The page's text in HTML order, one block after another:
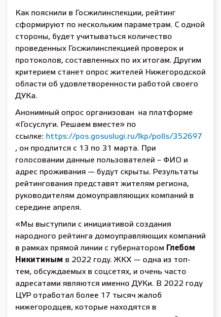
Как пояснили в Госжилинспекции, рейтинг
сформируют по нескольким параметрам. С одной
стороны, будет учитываться количество
проведенных Госжилинспекцией проверок и
протоколов, составленных по их итогам. Другим
критерием станет опрос жителей Нижегородской
области об удовлетворенности работой своего
ДУКа.
Анонимный опрос организован на платформе
«Госуслуги. Решаем вместе» по
ссылке: https://pos.gosuslugi.ru/lkp/polls/352697
, он продлится с 13 по 31 марта. При
голосовании данные пользователей – ФИО и
адрес проживания — будут скрыты. Результаты
рейтингования представят жителям региона,
руководителям домоуправляющих компаний в
середине апреля.
«Мы выступили с инициативой создания
народного рейтинга домоуправляющих компаний
в рамках прямой линии с губернатором
Глебом
Никитиным в 2022 году. ЖКХ — одна из топ-
тем, обсуждаемых в соцсетях, и очень часто
адресатами являются именно ДУКи. В 2022 году
ЦУР отработал более 17 тысяч жалоб
нижегородцев, которые находятся в